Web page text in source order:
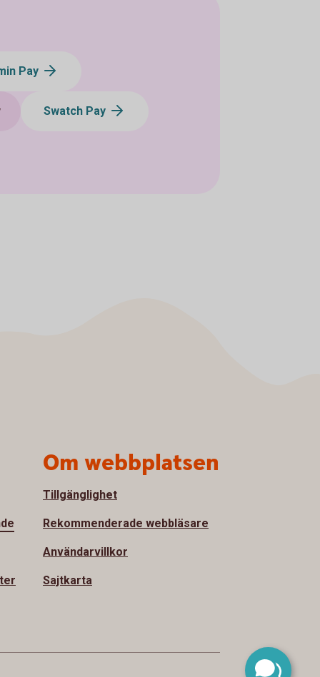
Pay
Swatch Pay
Om webbplatsen
Tillgänglighet
Rekommenderade webbläsare
Användarvillkor
Sajtkarta